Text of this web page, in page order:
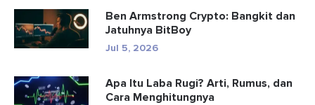
Ben Armstrong Crypto: Bangkit dan
Jatuhnya BitBoy
Jul 5, 2026
Apa Itu Laba Rugi? Arti, Rumus, dan
Cara Menghitungnya